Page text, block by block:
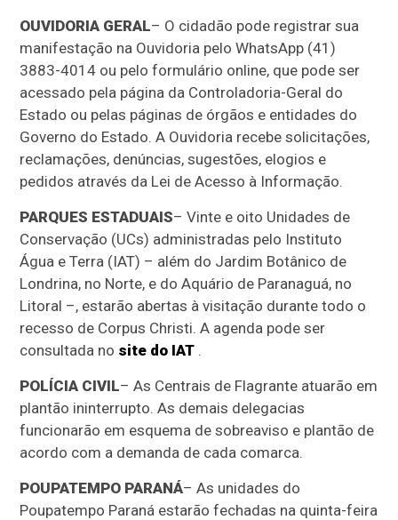
OUVIDORIA GERAL– O cidadão pode registrar sua
manifestação na Ouvidoria pelo WhatsApp (41)
3883-4014 ou pelo formulário online, que pode ser
acessado pela página da Controladoria-Geral do
Estado ou pelas páginas de órgãos e entidades do
Governo do Estado. A Ouvidoria recebe solicitações,
reclamações, denúncias, sugestões, elogios e
pedidos através da Lei de Acesso à Informação.
PARQUES ESTADUAIS– Vinte e oito Unidades de
Conservação (UCs) administradas pelo Instituto
Água e Terra (IAT) – além do Jardim Botânico de
Londrina, no Norte, e do Aquário de Paranaguá, no
Litoral –, estarão abertas à visitação durante todo o
recesso de Corpus Christi. A agenda pode ser
consultada no site do IAT .
POLÍCIA CIVIL– As Centrais de Flagrante atuarão em
plantão ininterrupto. As demais delegacias
funcionarão em esquema de sobreaviso e plantão de
acordo com a demanda de cada comarca.
POUPATEMPO PARANÁ– As unidades do
Poupatempo Paraná estarão fechadas na quinta-feira